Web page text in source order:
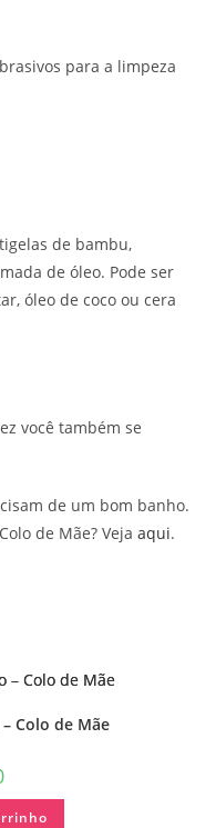
para a limpeza
de bambu,
de óleo. Pode ser
óleo de coco ou cera
você também se
de um bom banho.
de Mãe? Vejaaqui.
Colo de Mãe